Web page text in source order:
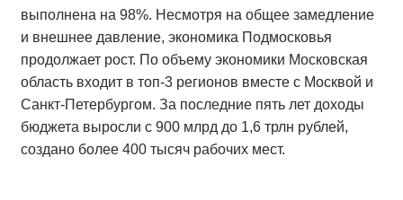
выполнена на 98%. Несмотря на общее замедление
и внешнее давление, экономика Подмосковья
продолжает рост. По объему экономики Московская
область входит в топ-3 регионов вместе с Москвой и
Санкт-Петербургом. За последние пять лет доходы
бюджета выросли с 900 млрд до 1,6 трлн рублей,
создано более 400 тысяч рабочих мест.